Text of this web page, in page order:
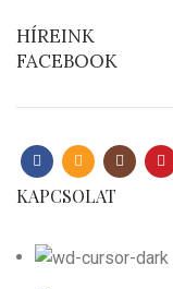
HÍREINK
FACEBOOK
KAPCSOLAT